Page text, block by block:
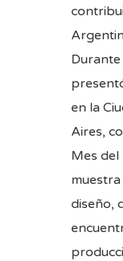
Durante
en la
Aires,
Mes del
diseño,